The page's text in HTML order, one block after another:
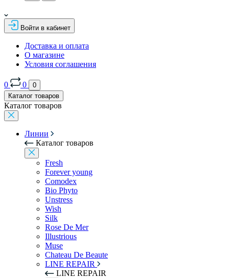
Войти в кабинет
Доставка и оплата
О магазине
Условия соглашения
0 0
0
Каталог товаров
Каталог товаров
Линии
Каталог товаров
Fresh
Forever young
Comodex
Bio Phyto
Unstress
Wish
Silk
Rose De Mer
Illustrious
Muse
Chateau De Beaute
LINE REPAIR
LINE REPAIR